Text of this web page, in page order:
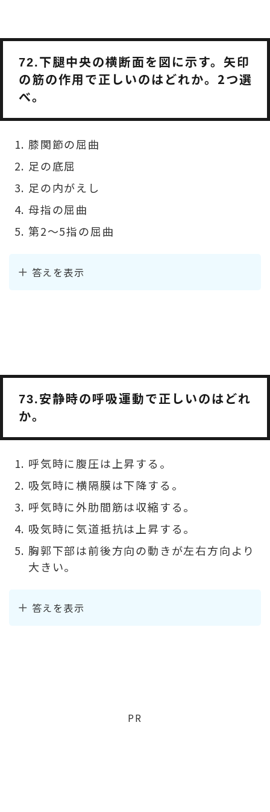
72.下腿中央の横断面を図に示す。矢印
の筋の作用で正しいのはどれか。2つ選
べ。
膝関節の屈曲
足の底屈
足の内がえし
母指の屈曲
第2～5指の屈曲
答えを表示
73.安静時の呼吸運動で正しいのはどれ
か。
呼気時に腹圧は上昇する。
吸気時に横隔膜は下降する。
呼気時に外肋間筋は収縮する。
吸気時に気道抵抗は上昇する。
胸郭下部は前後方向の動きが左右方向より
大きい。
答えを表示
PR